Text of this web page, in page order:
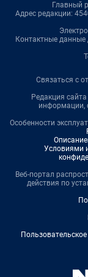
Главный
Адрес редакции:
Контактные данные
Связаться с
Редакция
информации,
Особенности
Условиями
Веб-портал
действия по